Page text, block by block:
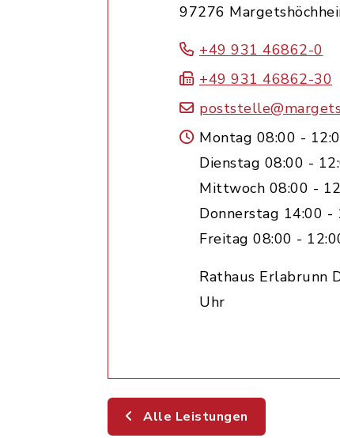
97276
+49 931 46862-0
+49 931 46862-30
Montag 08:00 -
Dienstag 08:00 -
Mittwoch 08:00 -
Donnerstag 14:00 -
Freitag 08:00 -
Rathaus Erlabrunn
Uhr
Alle Leistungen